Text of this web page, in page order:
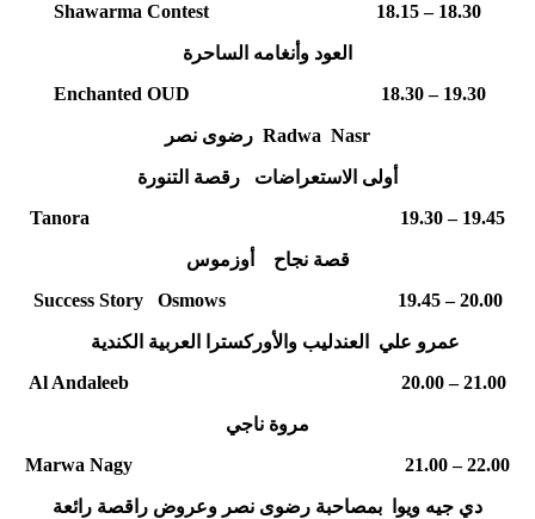
Shawarma Contest 18.15 – 18.30
العود وأنغامه الساحرة
Enchanted OUD 18.30 – 19.30
رضوى نصر Radwa Nasr
أولى الاستعراضات رقصة التنورة
Tanora 19.30 – 19.45
قصة نجاح أوزموس
Success Story Osmows 19.45 – 20.00
عمرو علي العندليب والأوركسترا العربية الكندية
Al Andaleeb 20.00 – 21.00
مروة ناجي
Marwa Nagy 21.00 – 22.00
دي جيه ويوا بمصاحبة رضوى نصر وعروض راقصة رائعة